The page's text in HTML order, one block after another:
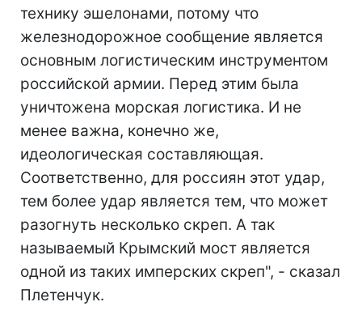
технику эшелонами, потому что
железнодорожное сообщение является
основным логистическим инструментом
российской армии. Перед этим была
уничтожена морская логистика. И не
менее важна, конечно же,
идеологическая составляющая.
Соответственно, для россиян этот удар,
тем более удар является тем, что может
разогнуть несколько скреп. А так
называемый Крымский мост является
одной из таких имперских скреп", - сказал
Плетенчук.